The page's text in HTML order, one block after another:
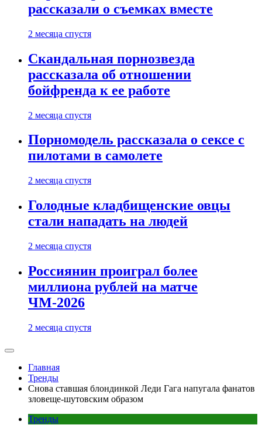
рассказали о съемках вместе
2 месяца спустя
Скандальная порнозвезда
рассказала об отношении
бойфренда к ее работе
2 месяца спустя
Порномодель рассказала о сексе с
пилотами в самолете
2 месяца спустя
Голодные кладбищенские овцы
стали нападать на людей
2 месяца спустя
Россиянин проиграл более
миллиона рублей на матче
ЧМ-2026
2 месяца спустя
Главная
Тренды
Снова ставшая блондинкой Леди Гага напугала фанатов
зловеще-шутовским образом
Тренды